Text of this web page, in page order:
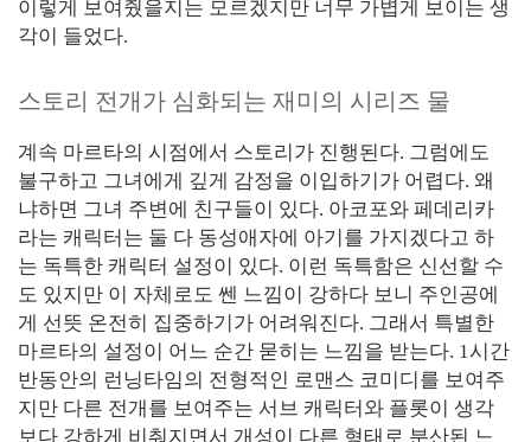
이렇게 보여줬을지는 모르겠지만 너무 가볍게 보이는 생
각이 들었다.
스토리 전개가 심화되는 재미의 시리즈 물
계속 마르타의 시점에서 스토리가 진행된다. 그럼에도
불구하고 그녀에게 깊게 감정을 이입하기가 어렵다. 왜
냐하면 그녀 주변에 친구들이 있다. 아코포와 페데리카
라는 캐릭터는 둘 다 동성애자에 아기를 가지겠다고 하
는 독특한 캐릭터 설정이 있다. 이런 독특함은 신선할 수
도 있지만 이 자체로도 쎈 느낌이 강하다 보니 주인공에
게 선뜻 온전히 집중하기가 어려워진다. 그래서 특별한
마르타의 설정이 어느 순간 묻히는 느낌을 받는다. 1시간
반동안의 런닝타임의 전형적인 로맨스 코미디를 보여주
지만 다른 전개를 보여주는 서브 캐릭터와 플롯이 생각
보다 강하게 비춰지면서 개성이 다른 형태로 분산된 느